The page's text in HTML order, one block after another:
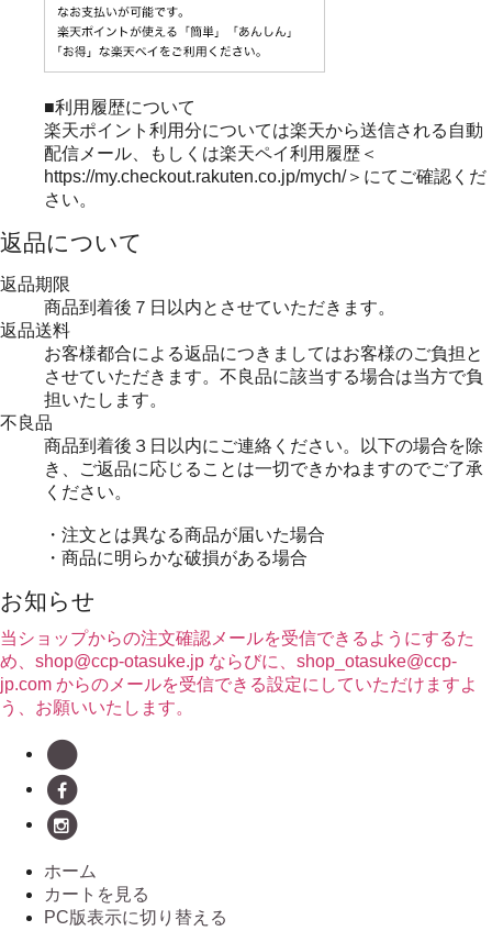
■利用履歴について
楽天ポイント利用分については楽天から送信される自動
配信メール、もしくは楽天ペイ利用履歴＜
https://my.checkout.rakuten.co.jp/mych/＞にてご確認くだ
さい。
返品について
返品期限
商品到着後７日以内とさせていただきます。
返品送料
お客様都合による返品につきましてはお客様のご負担と
させていただきます。不良品に該当する場合は当方で負
担いたします。
不良品
商品到着後３日以内にご連絡ください。以下の場合を除
き、ご返品に応じることは一切できかねますのでご了承
ください。
・注文とは異なる商品が届いた場合
・商品に明らかな破損がある場合
お知らせ
当ショップからの注文確認メールを受信できるようにするた
め、shop@ccp-otasuke.jp ならびに、shop_otasuke@ccp-
jp.com からのメールを受信できる設定にしていただけますよ
う、お願いいたします。
ホーム
カートを見る
PC版表示に切り替える